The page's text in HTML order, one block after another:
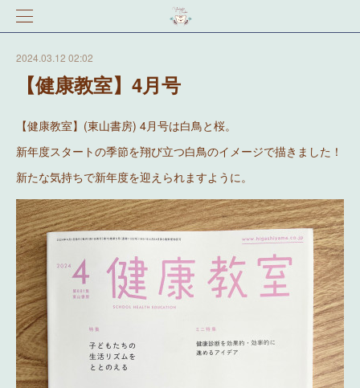
2024.03.12 02:02
【健康教室】4月号
【健康教室】(東山書房) 4月号は白鳥と桜。
新年度スタートの季節を翔び立つ白鳥のイメージで描きました！
新たな気持ちで新年度を迎えられますように。